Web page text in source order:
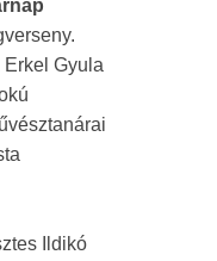
Erkel Gyula
Ildikó